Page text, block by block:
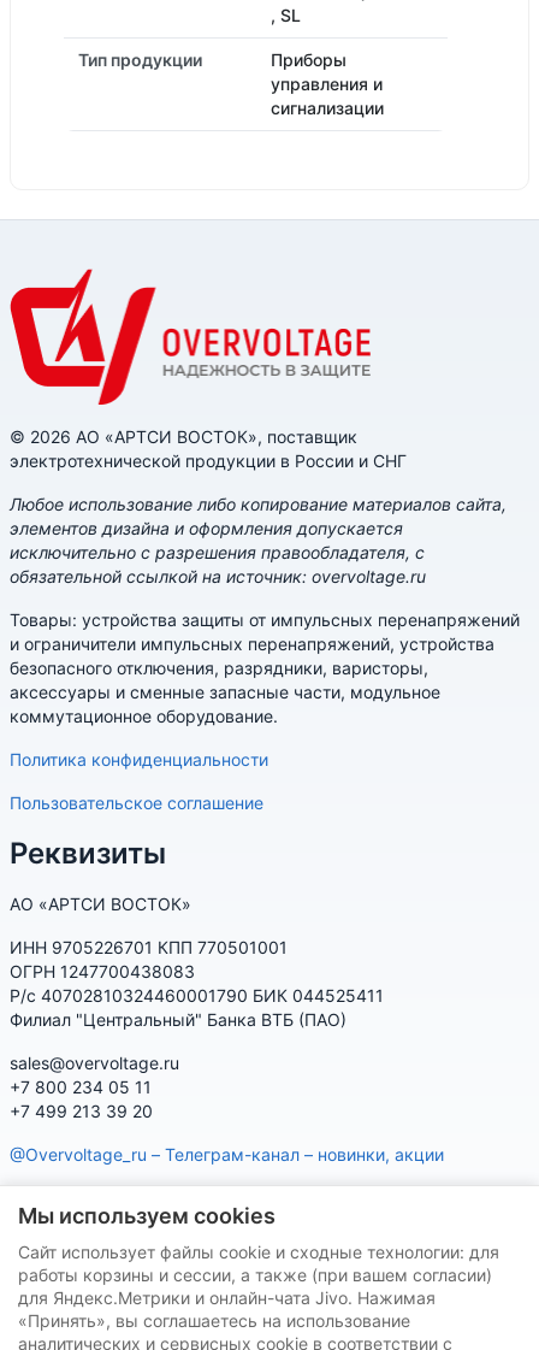
, SL
Тип продукции
Приборы
управления и
сигнализации
© 2026 АО «АРТСИ ВОСТОК», поставщик
электротехнической продукции в России и СНГ
Любое использование либо копирование материалов сайта,
элементов дизайна и оформления допускается
исключительно с разрешения правообладателя, с
обязательной ссылкой на источник: overvoltage.ru
Товары: устройства защиты от импульсных перенапряжений
и ограничители импульсных перенапряжений, устройства
безопасного отключения, разрядники, варисторы,
аксессуары и сменные запасные части, модульное
коммутационное оборудование.
Политика конфиденциальности
Пользовательское соглашение
Реквизиты
АО «АРТСИ ВОСТОК»
ИНН 9705226701 КПП 770501001
ОГРН 1247700438083
Р/с 40702810324460001790 БИК 044525411
Филиал "Центральный" Банка ВТБ (ПАО)
sales@overvoltage.ru
+7 800 234 05 11
+7 499 213 39 20
@Overvoltage_ru – Телеграм-канал – новинки, акции
характеристики, наличие, подбор
Нашу продукцию Вы можете приобрести на маркетплейсах
Мы используем cookies
Сайт использует файлы cookie и сходные технологии: для
работы корзины и сессии, а также (при вашем согласии)
для Яндекс.Метрики и онлайн-чата Jivo. Нажимая
«Принять», вы соглашаетесь на использование
аналитических и сервисных cookie в соответствии с